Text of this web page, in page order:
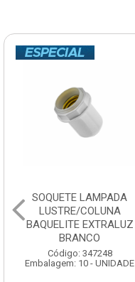
SOQUETE LAMPADA
LUSTRE/COLUNA
BAQUELITE EXTRALUZ
BRANCO
Código: 347248
Embalagem: 10 - UNIDADE